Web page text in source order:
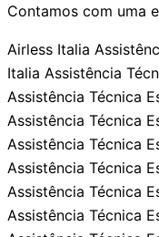
Contamos com uma
Airless Italia Assistência Técnica Especializada Ac | Airless Italia Assistência Técnica Especializada Al | Airless Italia Assistência Técnica Especializada Ap | Airless Italia Assistência Técnica Especializada Am | Airless Italia Assistência Técnica Especializada Ba | Airless Italia Assistência Técnica Especializada Ce | Airless Italia Assistência Técnica Especializada Df | Airless Italia Assistência Técnica Especializada Es | Airless Italia Assistência Técnica Especializada Go | Airless Italia Assistência Técnica Especializada Ma | Airless Italia Assistência Técnica Especializada Mt | Airless Italia Assistência Técnica Especializada Ms | Airless Italia Assistência Técnica Especializada Mg | Airless Italia Assistência Técnica Especializada Pa | Airless Italia Assistência Técnica Especializada Pb | Airless Italia Assistência Técnica Especializada Pr | Airless Italia Assistência Técnica Especializada Pe | Airless Italia Assistência Técnica Especializada Pi | Airless Italia Assistência Técnica Especializada Rj | Airless Italia Assistência Técnica Especializada Rn | Airless Italia Assistência Técnica Especializada Rs | Airless Italia Assistência Técnica Especializada Ro | Airless Italia Assistência Técnica Especializada Rr | Airless Italia Assistência Técnica Especializada Sc | Airless Italia Assistência Técnica Especializada Sp |